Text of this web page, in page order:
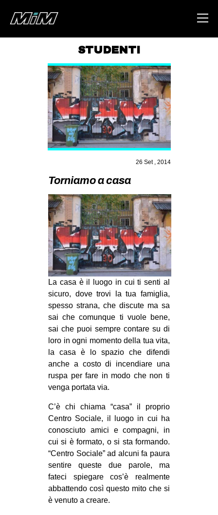
ABOUT
AREA
DEGENERAZIONE
GAZA FREESTYLE
ZAM
MILANO
MOBILITAZIONI
SPAZI
SPORT POPOLARE
MOVIMENTI
AMBIENTE
ANTIFASCISMO
DIRITTO ALL’ABITARE
GENERI
MIGRAZIONI
REPRESSIONE
STUDENTI
CULTURE
ARTE
CINEMA
STUDENTI
26 Set , 2014
Torniamo a casa
La casa è il luogo in cui ti senti al
sicuro, dove trovi la tua famiglia,
spesso strana, che discute ma sa
sai che comunque ti vuole bene,
sai che puoi sempre contare su di
loro in ogni momento della tua vita,
la casa è lo spazio che difendi
anche a costo di incendiare una
ruspa per fare in modo che non ti
venga portata via.
C’è chi chiama “casa” il proprio
Centro Sociale, il luogo in cui ha
conosciuto amici e compagni, in
cui si è formato, o si sta formando.
“Centro Sociale” ad alcuni fa paura
sentire queste due parole, ma
fateci spiegare cos’è realmente
abbattendo così questo mito che si
è venuto a creare.